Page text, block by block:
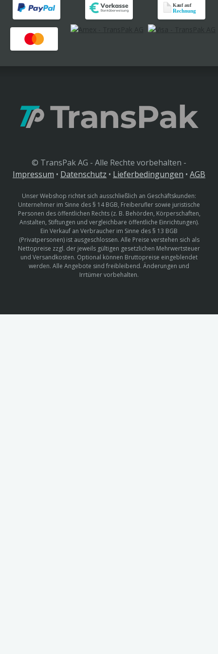
© TransPak AG - Alle Rechte vorbehalten -
Impressum • Datenschutz • Lieferbedingungen • AGB
Unser Webshop richtet sich ausschließlich an Geschäftskunden:
Unternehmer im Sinne des § 14 BGB, Freiberufler sowie juristische
Personen des öffentlichen Rechts (z. B. Behörden, Körperschaften,
Anstalten, Stiftungen und vergleichbare öffentliche Einrichtungen).
Ein Verkauf an Verbraucher im Sinne des § 13 BGB
(Privatpersonen) ist ausgeschlossen. Alle Preise verstehen sich als
Nettopreise zzgl. der jeweils gültigen gesetzlichen Mehrwertsteuer
und Versandkosten. Optional können Bruttopreise eingeblendet
werden. Alle Angebote sind freibleibend. Änderungen und
Irrtümer vorbehalten.